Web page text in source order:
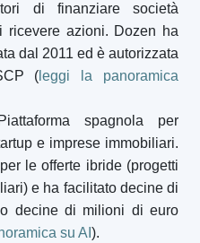
di finanziare società
ricevere azioni. Dozen ha
dal 2011 ed è autorizzata
( leggi la panoramica
spagnola per
e imprese immobiliari.
le offerte ibride (progetti
e ha facilitato decine di
decine di milioni di euro
su AI ).